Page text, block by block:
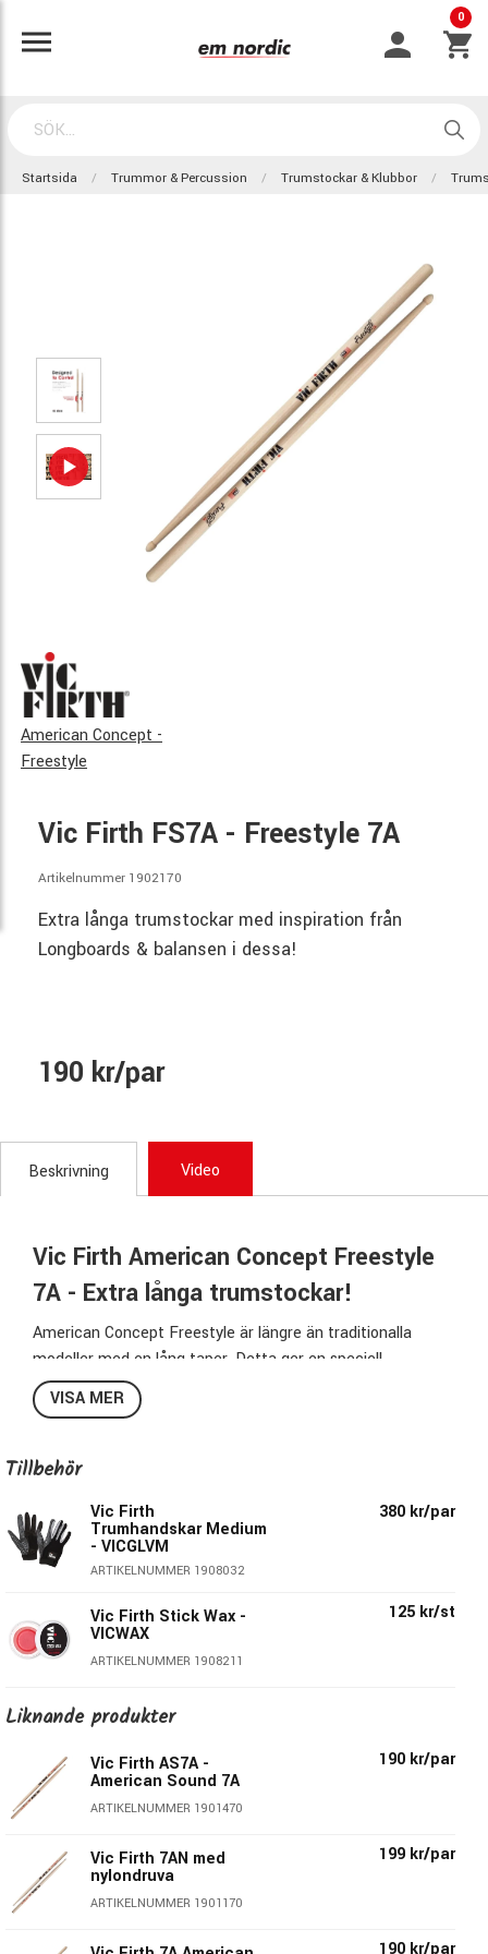
0
Startsida Trummor & Percussion Trumstockar & Klubbor
American Concept -
Freestyle
Vic Firth FS7A - Freestyle 7A
Artikelnummer 1902170
Extra långa trumstockar med inspiration från
Longboards & balansen i dessa!
190 kr/par
Beskrivning Video
Vic Firth American Concept Freestyle
7A - Extra långa trumstockar!
American Concept Freestyle är längre än traditionalla
modeller med en lång taper. Detta ger en speciell
spelkänsla med massor av möjligheter när det gäller balans
och studs samt att räckvidden blir otroligt bra.
Specifikationer Freestyle 7A:
Längd:431,8mm
Serie:American Concept - Freestyle
Material: Hickory
Material Druva:Trä
Taper:Long
Modellen ingår i serien: American
Concept Freestyle
med extra långa trumstockar med en otroligt lång taper.
Man har här inspirerats av longboards & hur åkarna
balanserar på dessa långa brädor & skapat denna
VISA MER
Tillbehör
Vic Firth
Trumhandskar Medium
- VICGLVM
ARTIKELNUMMER 1908032
380 kr/par
Vic Firth Stick Wax -
VICWAX
ARTIKELNUMMER 1908211
125 kr/st
Liknande produkter
Vic Firth AS7A -
American Sound 7A
ARTIKELNUMMER 1901470
190 kr/par
Vic Firth 7AN med
nylondruva
ARTIKELNUMMER 1901170
199 kr/par
190 kr/par